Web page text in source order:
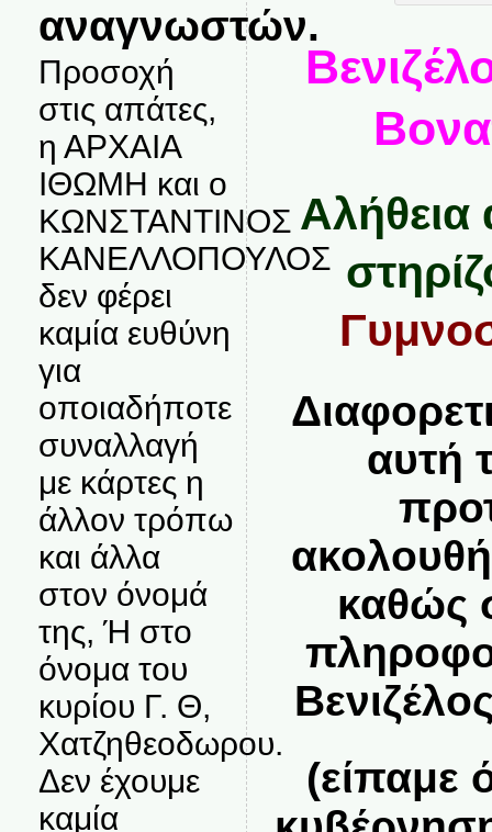
αναγνωστών.
Προσοχή
στις απάτες,
η ΑΡΧΑΙΑ
ΙΘΩΜΗ και ο
ΚΩΝΣΤΑΝΤΙΝΟΣ
ΚΑΝΕΛΛΟΠΟΥΛΟΣ
δεν φέρει
καμία ευθύνη
για
οποιαδήποτε
συναλλαγή
με κάρτες η
άλλον τρόπω
και άλλα
στον όνομά
της, Ή στο
όνομα του
κυρίου Γ. Θ,
Χατζηθεοδωρου.
Δεν έχουμε
καμία
Αλήθεια
αυτή
καθώς
(είπαμε